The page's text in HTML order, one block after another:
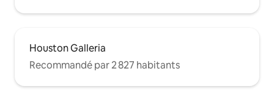
Houston Galleria
Recommandé par 2 827 habitants